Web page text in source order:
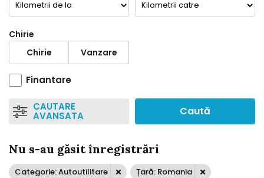
Chirie
Chirie
Vanzare
Finantare
CAUTARE
AVANSATA Caută
Nu s-au găsit înregistrări
Categorie: Autoutilitare
Țară: Romania